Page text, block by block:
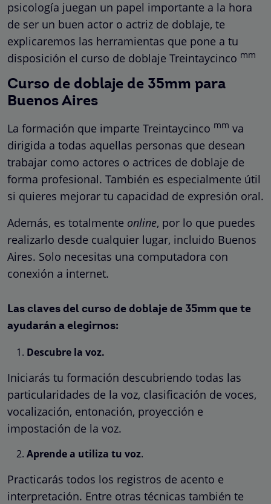
psicología juegan un papel importante a la hora
de ser un buen actor o actriz de doblaje, te
explicaremos las herramientas que pone a tu
disposición el curso de doblaje Treintaycinco mm
Curso de doblaje de 35mm para
Buenos Aires
La formación que imparte Treintaycinco mm va
dirigida a todas aquellas personas que desean
trabajar como actores o actrices de doblaje de
forma profesional. También es especialmente útil
si quieres mejorar tu capacidad de expresión oral.
Además, es totalmente online, por lo que puedes
realizarlo desde cualquier lugar, incluido Buenos
Aires. Solo necesitas una computadora con
conexión a internet.
Las claves del curso de doblaje de 35mm que te
ayudarán a elegirnos:
Descubre la voz.
Iniciarás tu formación descubriendo todas las
particularidades de la voz, clasificación de voces,
vocalización, entonación, proyección e
impostación de la voz.
Aprende a utiliza tu voz.
Practicarás todos los registros de acento e
interpretación. Entre otras técnicas también te